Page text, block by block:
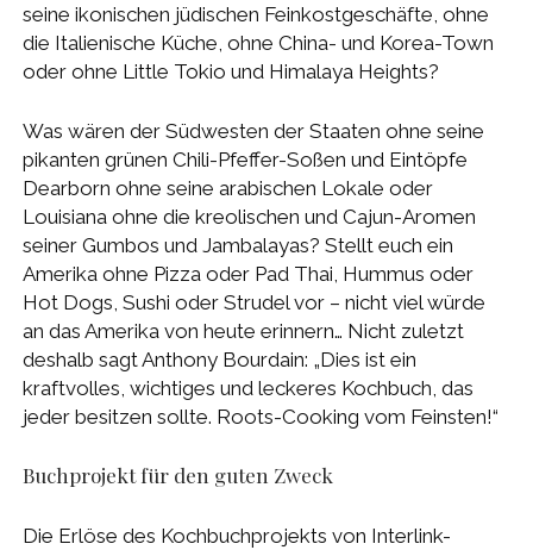
seine ikonischen jüdischen Feinkostgeschäfte, ohne
die Italienische Küche, ohne China- und Korea-Town
oder ohne Little Tokio und Himalaya Heights?
Was wären der Südwesten der Staaten ohne seine
pikanten grünen Chili-Pfeffer-Soßen und Eintöpfe
Dearborn ohne seine arabischen Lokale oder
Louisiana ohne die kreolischen und Cajun-Aromen
seiner Gumbos und Jambalayas? Stellt euch ein
Amerika ohne Pizza oder Pad Thai, Hummus oder
Hot Dogs, Sushi oder Strudel vor – nicht viel würde
an das Amerika von heute erinnern… Nicht zuletzt
deshalb sagt Anthony Bourdain: „Dies ist ein
kraftvolles, wichtiges und leckeres Kochbuch, das
jeder besitzen sollte. Roots-Cooking vom Feinsten!“
Buchprojekt für den guten Zweck
Die Erlöse des Kochbuchprojekts von Interlink-